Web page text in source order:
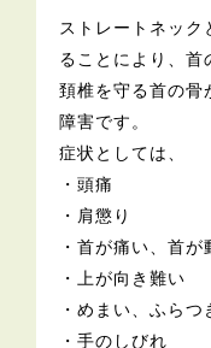
ストレートネック
ることにより、首
頚椎を守る首の骨
障害です。
症状としては、
・頭痛
・肩懲り
・首が痛い、首が
・上が向き難い
・めまい、ふらつ
・手のしびれ